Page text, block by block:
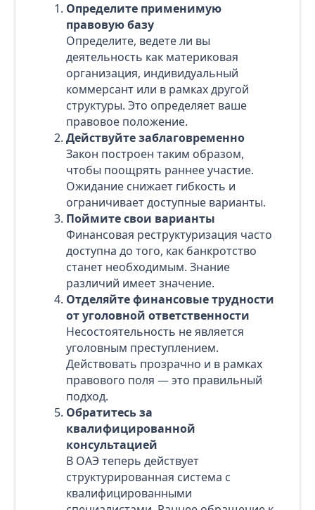
Определите применимую
правовую базу
Определите, ведете ли вы
деятельность как материковая
организация, индивидуальный
коммерсант или в рамках другой
структуры. Это определяет ваше
правовое положение.
Действуйте заблаговременно
Закон построен таким образом,
чтобы поощрять раннее участие.
Ожидание снижает гибкость и
ограничивает доступные варианты.
Поймите свои варианты
Финансовая реструктуризация часто
доступна до того, как банкротство
станет необходимым. Знание
различий имеет значение.
Отделяйте финансовые трудности
от уголовной ответственности
Несостоятельность не является
уголовным преступлением.
Действовать прозрачно и в рамках
правового поля — это правильный
подход.
Обратитесь за
квалифицированной
консультацией
В ОАЭ теперь действует
структурированная система с
квалифицированными